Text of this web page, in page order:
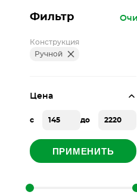
Фильтр
Конструкция
Ручной
Цена
с до
ПРИМЕНИТЬ